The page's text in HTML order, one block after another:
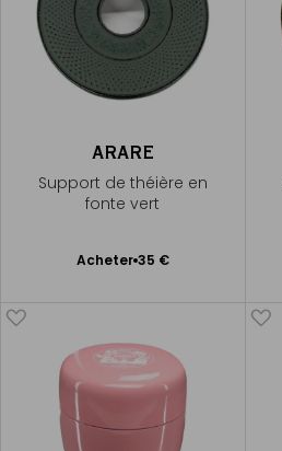
ARARE
Support de théière en
fonte vert
Acheter 35 €
Ajouter